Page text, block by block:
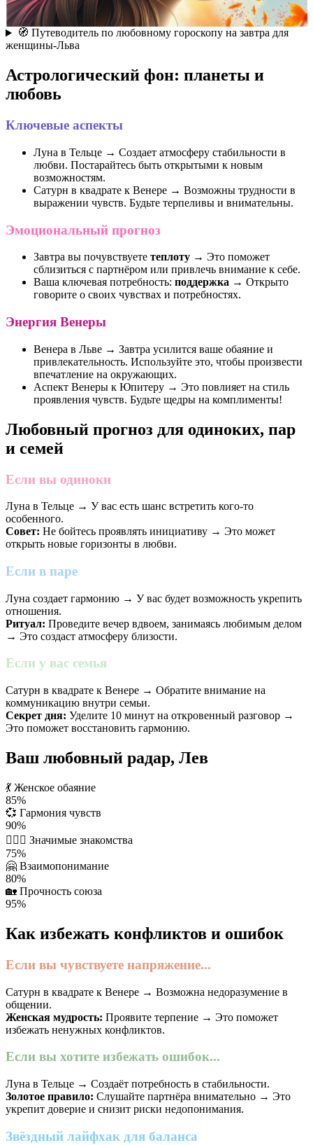
🧭 Путеводитель по любовному гороскопу на завтра для
женщины-Льва
Астрологический фон: планеты и
любовь
Ключевые аспекты
Луна в Тельце → Создает атмосферу стабильности в
любви. Постарайтесь быть открытыми к новым
возможностям.
Сатурн в квадрате к Венере → Возможны трудности в
выражении чувств. Будьте терпеливы и внимательны.
Эмоциональный прогноз
Завтра вы почувствуете теплоту → Это поможет
сблизиться с партнёром или привлечь внимание к себе.
Ваша ключевая потребность: поддержка → Открыто
говорите о своих чувствах и потребностях.
Энергия Венеры
Венера в Льве → Завтра усилится ваше обаяние и
привлекательность. Используйте это, чтобы произвести
впечатление на окружающих.
Аспект Венеры к Юпитеру → Это повлияет на стиль
проявления чувств. Будьте щедры на комплименты!
Любовный прогноз для одиноких, пар
и семей
Если вы одиноки
Луна в Тельце → У вас есть шанс встретить кого-то
особенного.
Совет: Не бойтесь проявлять инициативу → Это может
открыть новые горизонты в любви.
Если в паре
Луна создает гармонию → У вас будет возможность укрепить
отношения.
Ритуал: Проведите вечер вдвоем, занимаясь любимым делом
→ Это создаст атмосферу близости.
Если у вас семья
Сатурн в квадрате к Венере → Обратите внимание на
коммуникацию внутри семьи.
Секрет дня: Уделите 10 минут на откровенный разговор →
Это поможет восстановить гармонию.
Ваш любовный радар, Лев
💃 Женское обаяние
85%
💞 Гармония чувств
90%
👩‍❤️‍👨 Значимые знакомства
75%
🤗 Взаимопонимание
80%
🏡 Прочность союза
95%
Как избежать конфликтов и ошибок
Если вы чувствуете напряжение...
Сатурн в квадрате к Венере → Возможна недоразумение в
общении.
Женская мудрость: Проявите терпение → Это поможет
избежать ненужных конфликтов.
Если вы хотите избежать ошибок...
Луна в Тельце → Создаёт потребность в стабильности.
Золотое правило: Слушайте партнёра внимательно → Это
укрепит доверие и снизит риски недопонимания.
Звёздный лайфхак для баланса